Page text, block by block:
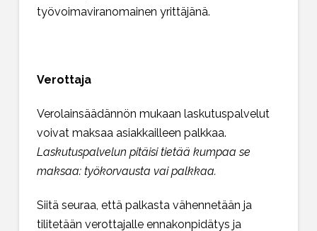
työvoimaviranomainen yrittäjänä.
Verottaja
Verolainsäädännön mukaan laskutuspalvelut
voivat maksaa asiakkailleen palkkaa.
Laskutuspalvelun pitäisi tietää kumpaa se
maksaa: työkorvausta vai palkkaa.
Siitä seuraa, että palkasta vähennetään ja
tilitetään verottajalle ennakonpidätys ja